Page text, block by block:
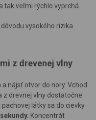
tak veľmi rýchlo vyprchá.
vysokého rizika
z drevenej vlny
nájsť otvor do nory. Vchod
z drevnej vlny dostatočne
látky sa do cievky
Koncentrát